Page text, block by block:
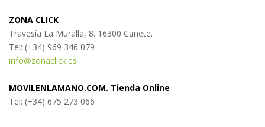
ZONA CLICK
Travesía La Muralla, 8. 16300 Cañete.
Tel: (+34) 969 346 079
info@zonaclick.es
MOVILENLAMANO.COM. Tienda Online
Tel: (+34) 675 273 066